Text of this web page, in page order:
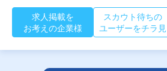
求人掲載を
お考えの企業様
スカウト待ちの
ユーザーをチラ見